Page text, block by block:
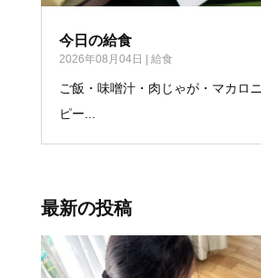
今日の給食
2026年08月04日 給食
ご飯・味噌汁・肉じゃが・マカロ
ピー...
最新の投稿